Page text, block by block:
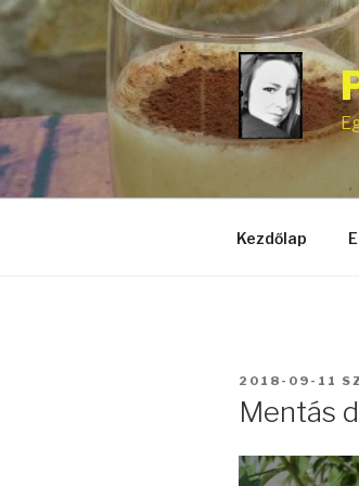
Tartalomhoz
Kezdőlap
BEKÜLDVE:
2018-09-11
Mentás